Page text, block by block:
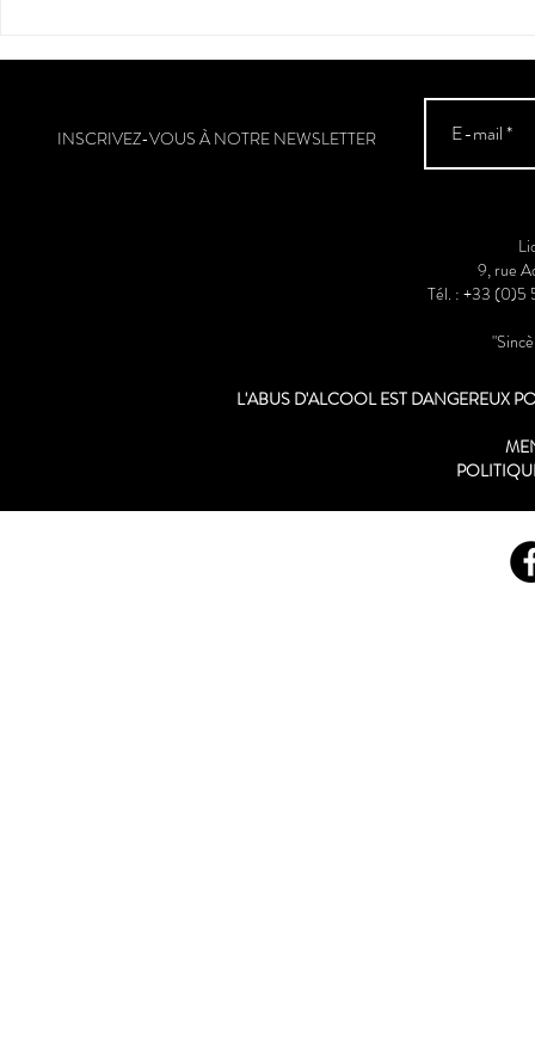
INSCRIVEZ-VOUS À NOTRE NEWSLETTER
9, rue
Tél. : +33
L'ABUS D'ALCOOL EST DANGEREUX